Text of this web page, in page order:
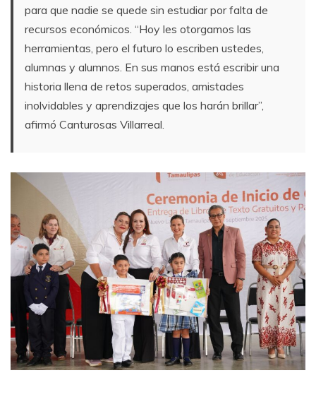
para que nadie se quede sin estudiar por falta de
recursos económicos. “Hoy les otorgamos las
herramientas, pero el futuro lo escriben ustedes,
alumnas y alumnos. En sus manos está escribir una
historia llena de retos superados, amistades
inolvidables y aprendizajes que los harán brillar”,
afirmó Canturosas Villarreal.